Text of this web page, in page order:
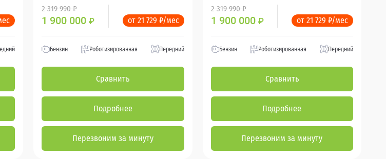
2 319 990 ₽
1 900 000₽ от 21 729 ₽/мес
Бензин Роботизированная Передний
Сравнить
Подробнее
Перезвоним за минуту
2 319 990 ₽
1 900 000 ₽ от 21 729 ₽/мес
Бензин Роботизированная Передний
Сравнить
Подробнее
Перезвоним за минуту